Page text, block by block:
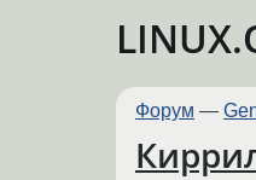
Форум —